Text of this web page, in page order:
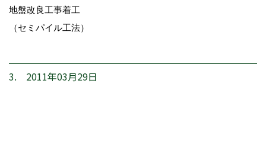
地盤改良工事着工
（セミパイル工法）
3. 2011年03月29日